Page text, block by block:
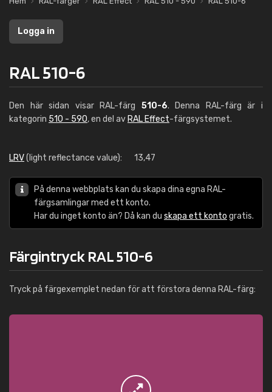
Logga in
RAL 510-6
Den här sidan visar RAL-färg 510-6. Denna RAL-färg är i
kategorin 510 - 590, en del av RAL Effect-färgsystemet.
LRV(light reflectance value): 13,47
På denna webbplats kan du skapa dina egna RAL-
färgsamlingar med ett konto.
Har du inget konto än? Då kan du skapa ett konto gratis.
Färgintryck RAL 510-6
Tryck på färgexemplet nedan för att förstora denna RAL-färg: